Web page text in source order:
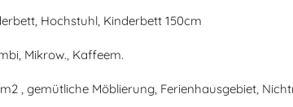
Hochstuhl, Kinderbett 150cm
Mikrow., Kaffeem.
m2 , gemütliche Möblierung, Ferienhausgebiet,